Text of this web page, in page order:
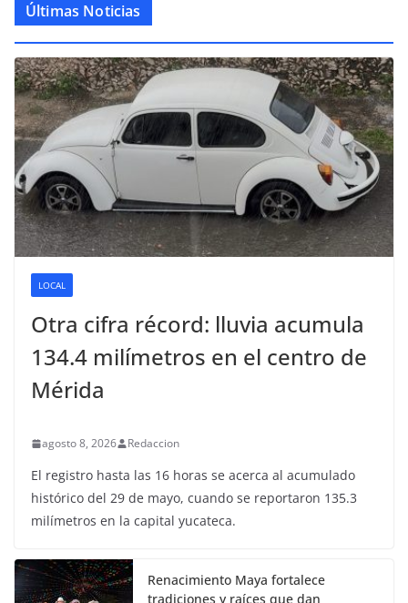
Últimas Noticias
LOCAL
Otra cifra récord: lluvia acumula
134.4 milímetros en el centro de
Mérida
agosto 8, 2026 Redaccion
El registro hasta las 16 horas se acerca al acumulado
histórico del 29 de mayo, cuando se reportaron 135.3
milímetros en la capital yucateca.
Renacimiento Maya fortalece
tradiciones y raíces que dan